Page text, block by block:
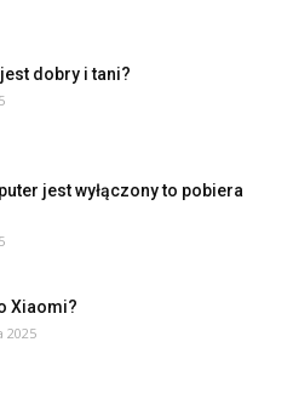
dobry i tani?
jest wyłączony to pobiera
Xiaomi?
2025